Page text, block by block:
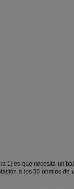
1) es que necesita un
a los 50 ohmios